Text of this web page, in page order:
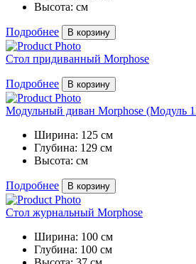
Высота: см
Подробнее В корзину
Стол придиванный Morphose
Подробнее В корзину
Модульный диван Morphose (Модуль
Ширина: 125 см
Глубина: 129 см
Высота: см
Подробнее В корзину
Стол журнальный Morphose
Ширина: 100 см
Глубина: 100 см